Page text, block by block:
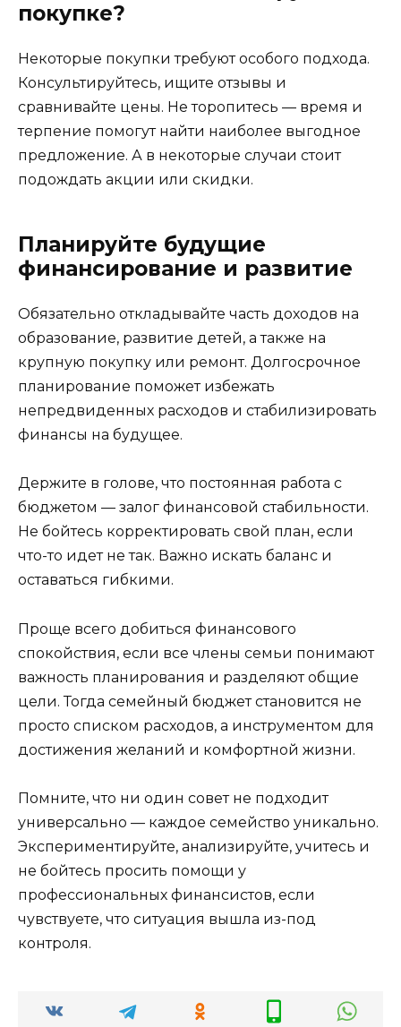
покупке?
Некоторые покупки требуют особого подхода.
Консультируйтесь, ищите отзывы и
сравнивайте цены. Не торопитесь — время и
терпение помогут найти наиболее выгодное
предложение. А в некоторые случаи стоит
подождать акции или скидки.
Планируйте будущие
финансирование и развитие
Обязательно откладывайте часть доходов на
образование, развитие детей, а также на
крупную покупку или ремонт. Долгосрочное
планирование поможет избежать
непредвиденных расходов и стабилизировать
финансы на будущее.
Держите в голове, что постоянная работа с
бюджетом — залог финансовой стабильности.
Не бойтесь корректировать свой план, если
что-то идет не так. Важно искать баланс и
оставаться гибкими.
Проще всего добиться финансового
спокойствия, если все члены семьи понимают
важность планирования и разделяют общие
цели. Тогда семейный бюджет становится не
просто списком расходов, а инструментом для
достижения желаний и комфортной жизни.
Помните, что ни один совет не подходит
универсально — каждое семейство уникально.
Экспериментируйте, анализируйте, учитесь и
не бойтесь просить помощи у
профессиональных финансистов, если
чувствуете, что ситуация вышла из-под
контроля.